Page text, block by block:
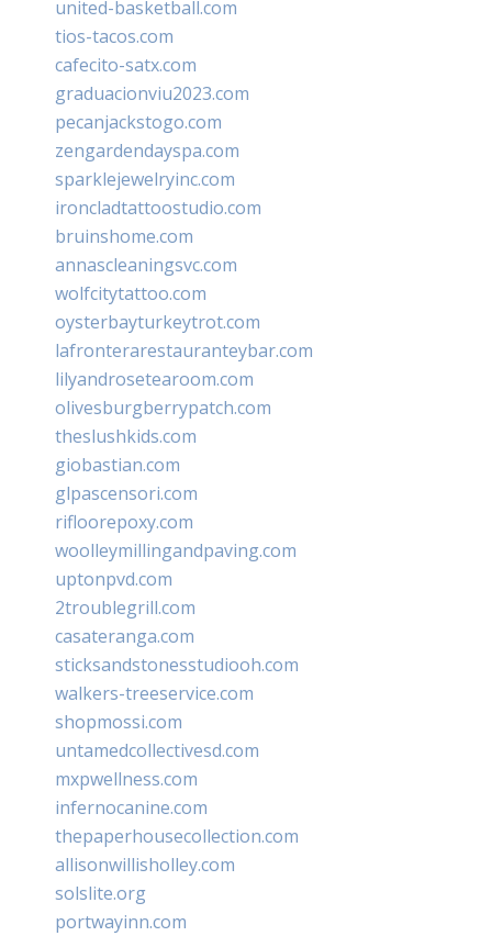
united-basketball.com
tios-tacos.com
cafecito-satx.com
graduacionviu2023.com
pecanjackstogo.com
zengardendayspa.com
sparklejewelryinc.com
ironcladtattoostudio.com
bruinshome.com
annascleaningsvc.com
wolfcitytattoo.com
oysterbayturkeytrot.com
lafronterarestauranteybar.com
lilyandrosetearoom.com
olivesburgberrypatch.com
theslushkids.com
giobastian.com
glpascensori.com
rifloorepoxy.com
woolleymillingandpaving.com
uptonpvd.com
2troublegrill.com
casateranga.com
sticksandstonesstudiooh.com
walkers-treeservice.com
shopmossi.com
untamedcollectivesd.com
mxpwellness.com
infernocanine.com
thepaperhousecollection.com
allisonwillisholley.com
solslite.org
portwayinn.com